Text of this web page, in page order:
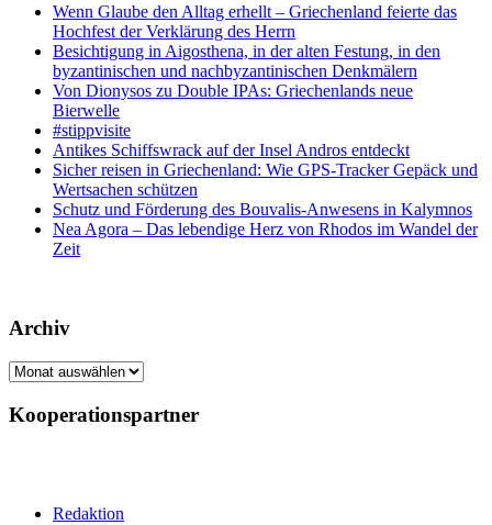
Wenn Glaube den Alltag erhellt – Griechenland feierte das
Hochfest der Verklärung des Herrn
Besichtigung in Aigosthena, in der alten Festung, in den
byzantinischen und nachbyzantinischen Denkmälern
Von Dionysos zu Double IPAs: Griechenlands neue
Bierwelle
#stippvisite
Antikes Schiffswrack auf der Insel Andros entdeckt
Sicher reisen in Griechenland: Wie GPS-Tracker Gepäck und
Wertsachen schützen
Schutz und Förderung des Bouvalis-Anwesens in Kalymnos
Nea Agora – Das lebendige Herz von Rhodos im Wandel der
Zeit
Archiv
Archiv
Kooperationspartner
Redaktion